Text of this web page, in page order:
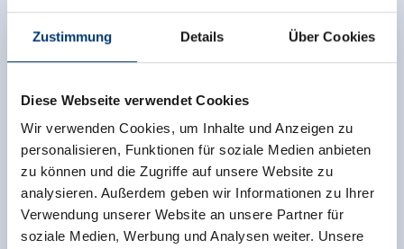
Zustimmung Details Über Cookies
Diese Webseite verwendet Cookies
Wir verwenden Cookies, um Inhalte und Anzeigen zu
personalisieren, Funktionen für soziale Medien anbieten
zu können und die Zugriffe auf unsere Website zu
analysieren. Außerdem geben wir Informationen zu Ihrer
Verwendung unserer Website an unsere Partner für
soziale Medien, Werbung und Analysen weiter. Unsere